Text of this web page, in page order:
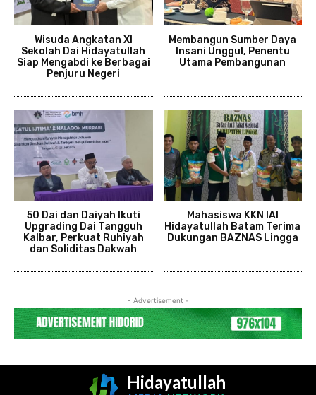
Wisuda Angkatan XI
Sekolah Dai Hidayatullah
Siap Mengabdi ke Berbagai
Penjuru Negeri
Membangun Sumber Daya
Insani Unggul, Penentu
Utama Pembangunan
50 Dai dan Daiyah Ikuti
Upgrading Dai Tangguh
Kalbar, Perkuat Ruhiyah
dan Soliditas Dakwah
Mahasiswa KKN IAI
Hidayatullah Batam Terima
Dukungan BAZNAS Lingga
- Advertisement -
Hidayatullah